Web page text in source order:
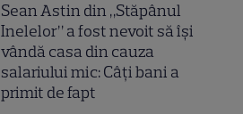
Sean Astin din „Stăpânul
Inelelor” a fost nevoit să își
vândă casa din cauza
salariului mic: Câți bani a
primit de fapt